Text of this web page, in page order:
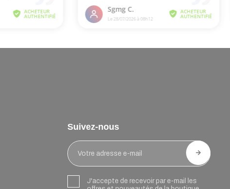
Suivez-nous
J'accepte de recevoir par e-mail les